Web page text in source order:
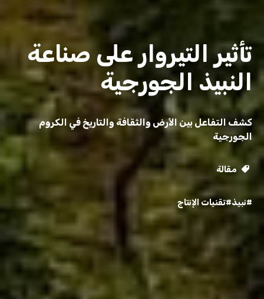
تأثير التيروار على صناعة
النبيذ الجورجية
كشف التفاعل بين الأرض والثقافة والتاريخ في الكروم
الجورجية
مقالة
#نبيذ#تقنيات الإنتاج